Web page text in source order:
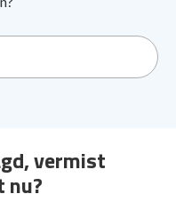
vermist
nu?